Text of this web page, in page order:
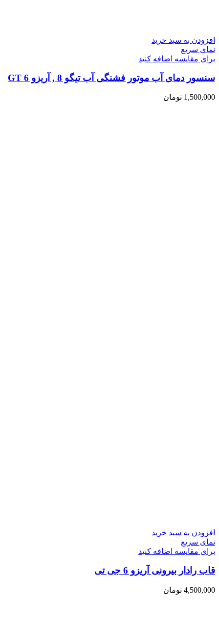
افزودن به سبد خرید
نمای سریع
برای مقایسه اضافه کنید
سنسور دمای آب موتور فشنگی آب تیگو 8 , آریزو 6 GT
1,500,000 تومان
افزودن به سبد خرید
نمای سریع
برای مقایسه اضافه کنید
قاب رادار بیرونی آریزو 6 جی تی
4,500,000 تومان